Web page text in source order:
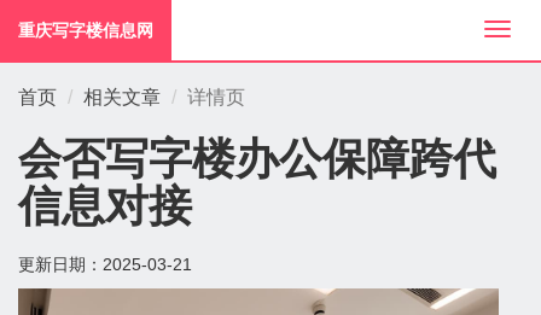
切
换
重庆写字楼信息网
首页 相关文章 详情页
会否写字楼办公保障跨代
信息对接
更新日期： 2025-03-21